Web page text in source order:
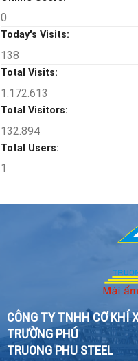
0
Today's Visits:
138
Total Visits:
1.172.613
Total Visitors:
132.894
Total Users:
1
CÔNG TY TNHH CƠ KHÍ
TRƯỜNG PHÚ
TRUONG PHU STEEL